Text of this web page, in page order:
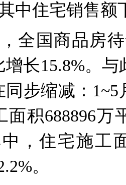
中住宅销售额
国商品房待
长15.8%。
同步缩减：
面积688896万
中，住宅施工
。